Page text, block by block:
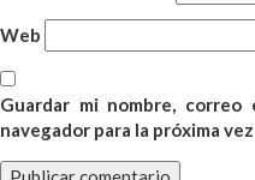
Web
Guardar mi nombre,
navegador para la próxima